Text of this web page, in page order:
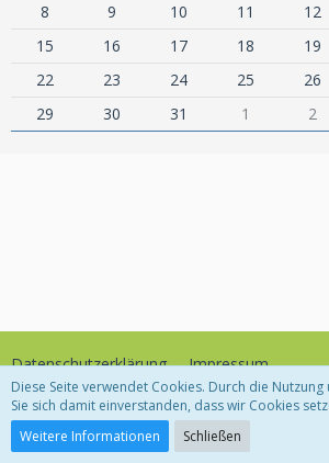
8
9 10 11 12
15
16 17 18 19
22
23 24 25 26
29
30 31 1 2
Datenschutzerklärung Impressum
Community-Software:
Diese Seite verwendet Cookies. Durch die
Sie sich damit einverstanden, dass wir Cookies
Weitere Informationen
Schließen